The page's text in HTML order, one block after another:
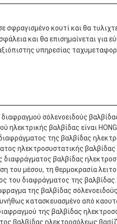
σφραγισμένο κουτί και θα
και θα επισημαίνεται για
υπηρεσίας
σόλενοειδούς
ηλεκτρικής βαλβίδας είναι
της βαλβίδας
ηλεκτροσυστατικής βαλβίδας
διαφράγματος βαλβίδας
του μέσου, τη θερμοκρασία
του διαφράγματος της βαλβίδας.
της βαλβίδας
κατασκευασμένο από
της βαλβίδας
βαλβίδας ηλεκτροσόλεως